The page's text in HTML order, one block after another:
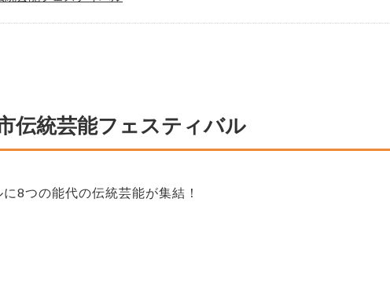
伝統芸能フェスティバル
8つの能代の伝統芸能が集結！